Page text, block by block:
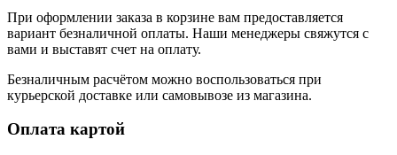
При оформлении заказа в корзине вам предоставляется
вариант безналичной оплаты. Наши менеджеры свяжутся с
вами и выставят счет на оплату.
Безналичным расчётом можно воспользоваться при
курьерской доставке или самовывозе из магазина.
Оплата картой